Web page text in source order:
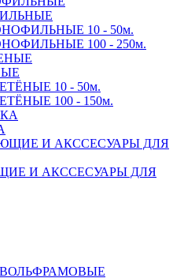
10 - 50м.
100 - 250м.
10 - 50м.
100 - 150м.
И АКССЕСУАРЫ ДЛЯ